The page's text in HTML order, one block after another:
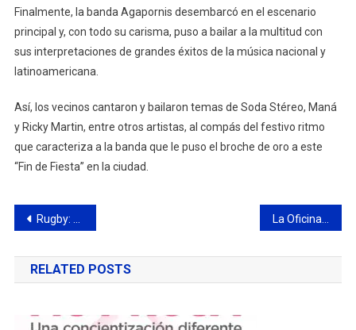
Finalmente, la banda Agapornis desembarcó en el escenario
principal y, con todo su carisma, puso a bailar a la multitud con
sus interpretaciones de grandes éxitos de la música nacional y
latinoamericana.
Así, los vecinos cantaron y bailaron temas de Soda Stéreo, Maná
y Ricky Martin, entre otros artistas, al compás del festivo ritmo
que caracteriza a la banda que le puso el broche de oro a este
“Fin de Fiesta” en la ciudad.
Navegación
de
entradas
Rugby: el Club Ciudad disputó su primer amistoso de pretemporada
RELATED POSTS